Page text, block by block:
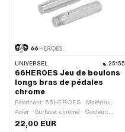
UNIVERSEL 25155
66HEROES Jeu de boulons
longs bras de pédales
chrome
Fabricant: 66HEROES · Matériau:
Acier · Surface: chromé · Couleur:
Chrome · Entraînement: Hexagone
22,00 EUR